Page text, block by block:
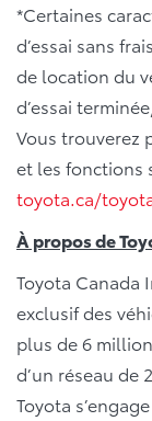
*Certaines
d’essai sans
de location du
d’essai
Vous trouverez
et les fonctions
toyota.ca/
À propos de
Toyota Canada
exclusif des
plus de 6
d’un réseau de
Toyota